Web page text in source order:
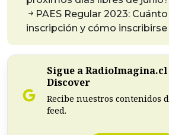
PAES Regular 2023:
inscripción y cómo inscribirse
Sigue a RadioImagina.cl
Discover
Recibe nuestros contenidos
feed.